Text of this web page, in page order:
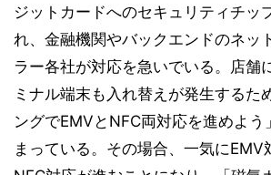
ジットカードへのセキュリティチッ
れ、金融機関やバックエンドのネッ
ラー各社が対応を急いでいる。店舗
ミナル端末も入れ替えが発生するた
ングでEMVとNFC両対応を進めよう
まっている。その場合、一気にEMV